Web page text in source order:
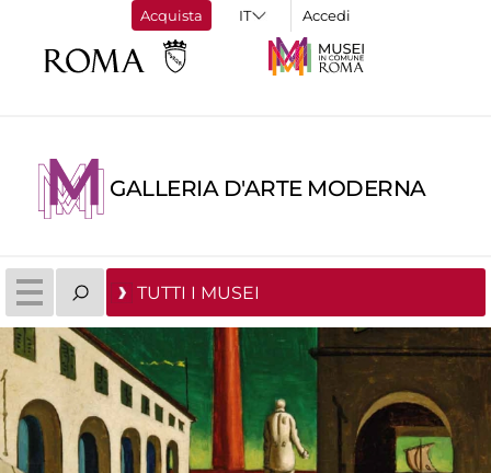
Acquista Accedi
GALLERIA D'ARTE MODERNA
TUTTI I MUSEI